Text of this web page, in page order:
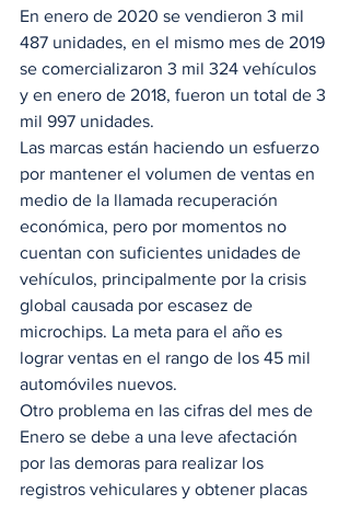
En enero de 2020 se vendieron 3 mil
487 unidades, en el mismo mes de 2019
se comercializaron 3 mil 324 vehículos
y en enero de 2018, fueron un total de 3
mil 997 unidades.
Las marcas están haciendo un esfuerzo
por mantener el volumen de ventas en
medio de la llamada recuperación
económica, pero por momentos no
cuentan con suficientes unidades de
vehículos, principalmente por la crisis
global causada por escasez de
microchips. La meta para el año es
lograr ventas en el rango de los 45 mil
automóviles nuevos.
Otro problema en las cifras del mes de
Enero se debe a una leve afectación
por las demoras para realizar los
registros vehiculares y obtener placas